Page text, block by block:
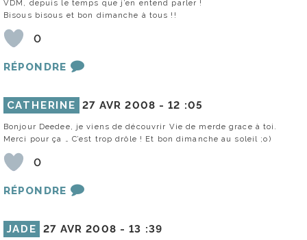
VDM, depuis le temps que j’en entend parler !
Bisous bisous et bon dimanche à tous !!
0
RÉPONDRE
CATHERINE 27 AVR 2008 -12 :05
Bonjour Deedee, je viens de découvrir Vie de merde grace à toi.
Merci pour ça … C’est trop drôle ! Et bon dimanche au soleil ;o)
0
RÉPONDRE
JADE 27 AVR 2008 -13 :39